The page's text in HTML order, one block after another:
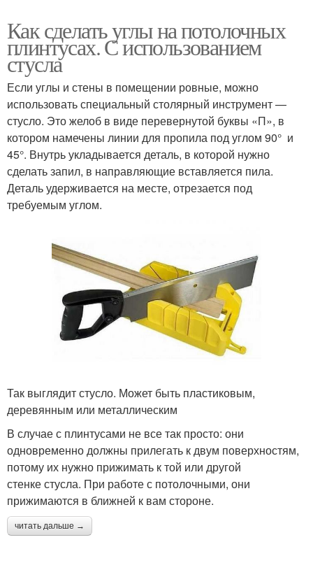
Как сделать углы на потолочных
плинтусах. С использованием
стусла
Если углы и стены в помещении ровные, можно
использовать специальный столярный инструмент —
стусло. Это желоб в виде перевернутой буквы «П», в
котором намечены линии для пропила под углом 90° и
45°. Внутрь укладывается деталь, в которой нужно
сделать запил, в направляющие вставляется пила.
Деталь удерживается на месте, отрезается под
требуемым углом.
Так выглядит стусло. Может быть пластиковым,
деревянным или металлическим
В случае с плинтусами не все так просто: они
одновременно должны прилегать к двум поверхностям,
потому их нужно прижимать к той или другой
стенке стусла. При работе с потолочными, они
прижимаются в ближней к вам стороне.
читать дальше →